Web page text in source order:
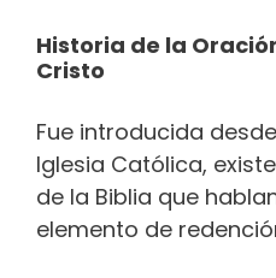
Historia de la
Cristo
Fue introducida
Iglesia Católica,
de la Biblia que
elemento de